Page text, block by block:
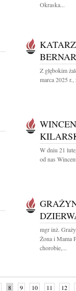
Okraska...
Z głębokim
marca 2025
W dniu 21
od nas
mgr inż.
Żona i Mama
chorobie,...
8 9 10 11 12